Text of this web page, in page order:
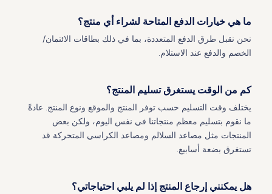
ما هي خيارات الدفع المتاحة لشراء أي منتج؟
نحن نقبل طرق الدفع المتعددة، بما في ذلك بطاقات الائتمان/
الخصم والدفع عند الاستلام.
كم من الوقت يستغرق تسليم المنتج؟
يختلف وقت التسليم حسب توفر المنتج والموقع ونوع المنتج. عادةً
ما نقوم بتسليم معظم منتجاتنا في نفس اليوم، ولكن بعض
المنتجات مثل مصاعد السلالم ومصاعد الكراسي المتحركة قد
تستغرق بضعة أسابيع.
هل يمكنني إرجاع المنتج إذا لم يلبي احتياجاتي؟